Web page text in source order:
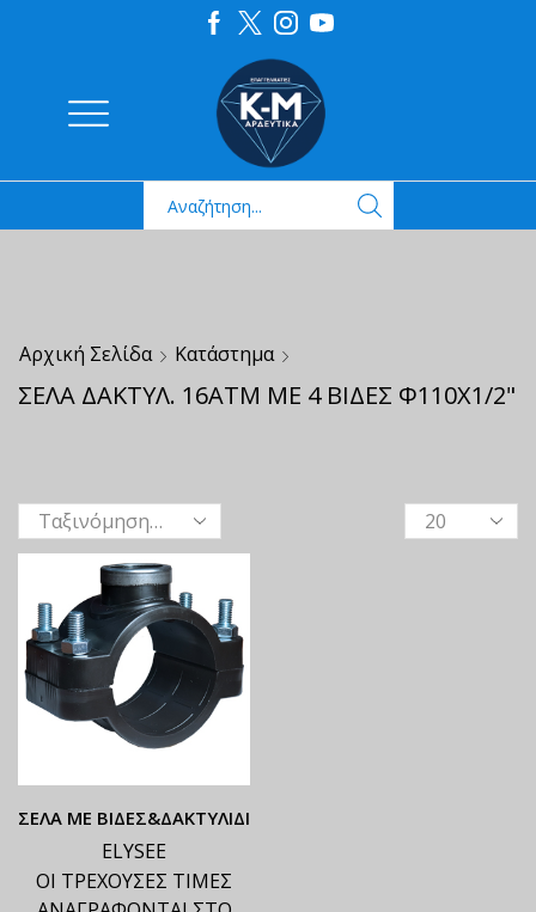
Αρχική Σελίδα Κατάστημα
ΣΕΛΑ ΔΑΚΤΥΛ. 16ΑΤΜ ΜΕ 4 ΒΙΔΕΣ Φ110Χ1/2"
ΣΕΛΑ ΜΕ ΒΙΔΕΣ&ΔΑΚΤΥΛΙΔΙ
ELYSEE
ΟΙ ΤΡΕΧΟΥΣΕΣ ΤΙΜΕΣ